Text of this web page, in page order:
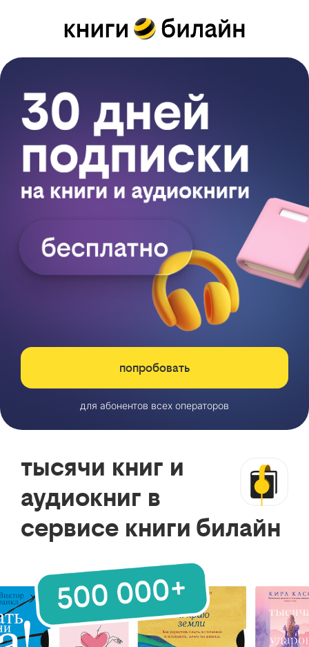
попробовать
для абонентов всех операторов
тысячи книг и
аудиокниг в
сервисе книги билайн